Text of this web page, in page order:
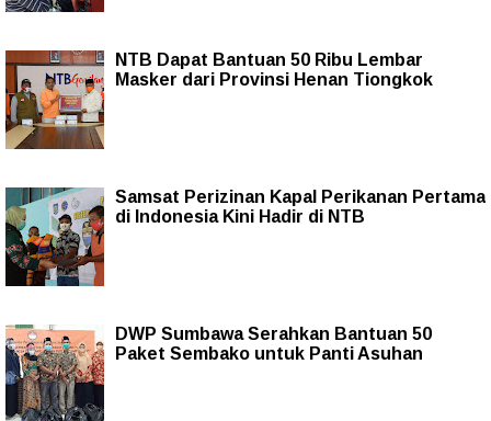
NTB Dapat Bantuan 50 Ribu Lembar
Masker dari Provinsi Henan Tiongkok
Samsat Perizinan Kapal Perikanan Pertama
di Indonesia Kini Hadir di NTB
DWP Sumbawa Serahkan Bantuan 50
Paket Sembako untuk Panti Asuhan